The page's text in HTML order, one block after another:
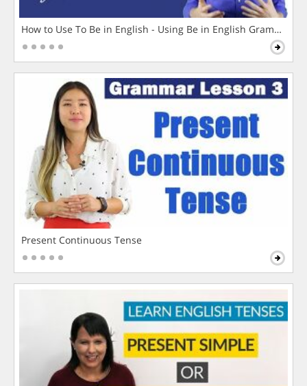
How to Use To Be in English - Using Be in English Grammar
Present Continuous Tense